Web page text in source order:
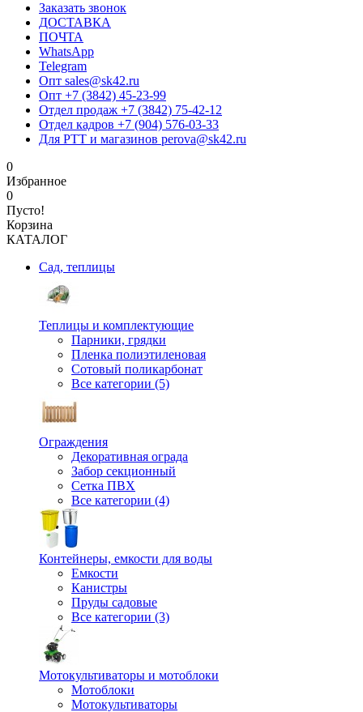
Заказать звонок
ДОСТАВКА
ПОЧТА
WhatsApp
Telegram
Опт sales@sk42.ru
Опт +7 (3842) 45-23-99
Отдел продаж +7 (3842) 75-42-12
Отдел кадров +7 (904) 576-03-33
Для РТТ и магазинов perova@sk42.ru
0
Избранное
0
Пусто!
Корзина
КАТАЛОГ
Сад, теплицы
Теплицы и комплектующие
Парники, грядки
Пленка полиэтиленовая
Сотовый поликарбонат
Все категории (5)
Ограждения
Декоративная ограда
Забор секционный
Сетка ПВХ
Все категории (4)
Контейнеры, емкости для воды
Емкости
Канистры
Пруды садовые
Все категории (3)
Мотокультиваторы и мотоблоки
Мотоблоки
Мотокультиваторы